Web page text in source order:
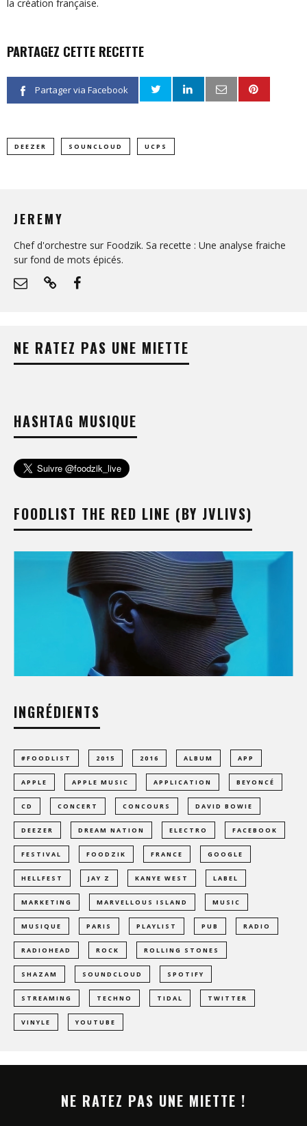
la création française.
PARTAGEZ CETTE RECETTE
Partager via Facebook
DEEZER SOUNCLOUD UCPS
JEREMY
Chef d'orchestre sur Foodzik. Sa recette : Une analyse fraiche
sur fond de mots épicés.
NE RATEZ PAS UNE MIETTE
HASHTAG MUSIQUE
FOODLIST THE RED LINE (BY JVLIVS)
INGRÉDIENTS
#FOODLIST 2015 2016 ALBUM APP
APPLE APPLE MUSIC APPLICATION BEYONCÉ
CD CONCERT CONCOURS DAVID BOWIE
DEEZER DREAM NATION ELECTRO FACEBOOK
FESTIVAL FOODZIK FRANCE GOOGLE
HELLFEST JAY Z KANYE WEST LABEL
MARKETING MARVELLOUS ISLAND MUSIC
MUSIQUE PARIS PLAYLIST PUB RADIO
RADIOHEAD ROCK ROLLING STONES
SHAZAM SOUNDCLOUD SPOTIFY
STREAMING TECHNO TIDAL TWITTER
VINYLE YOUTUBE
NE RATEZ PAS UNE MIETTE !